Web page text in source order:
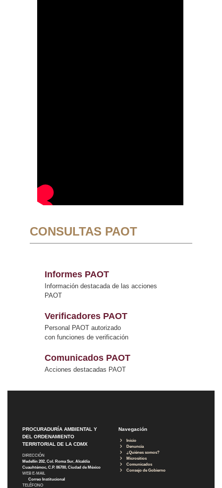
CONSULTAS PAOT
Informes PAOT
Información destacada de las acciones
PAOT
Verificadores PAOT
Personal PAOT autorizado
con funciones de verificación
Comunicados PAOT
Acciones destacadas PAOT
PROCURADURÍA AMBIENTAL Y
DEL ORDENAMIENTO
TERRITORIAL DE LA CDMX
DIRECCIÓN
Medellín 202, Col. Roma Sur, Alcaldía
Cuauhtémoc, C.P. 06700, Ciudad de México
WEB E-MAIL
Correo Institucional
TELÉFONO
Navegación
Inicio
Denuncia
¿Quiénes somos?
Micrositios
Comunicados
Consejo de Gobierno